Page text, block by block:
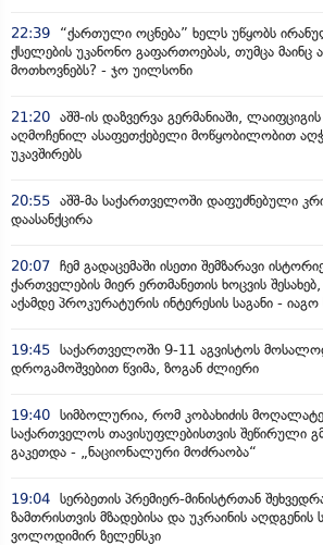
22:39
“ქართული ოცნება” ხელს უწყობს
ქსელების უკანონო გაფართოებას, თუმცა მაინც
მოთხოვნებს? - ჯო უილსონი
21:20 აშშ-ის დაზვერვა გერმანიაში,
აღმოჩენილ ასაფეთქებელი მოწყობილობით
უკავშირებს
20:55 აშშ-მა საქართველოში დაფუძნებული
დაასანქცირა
20:07 ჩემ გადაცემაში ისეთი შემზარავი
ქართველების მიერ ერთმანეთის ხოცვის
აქამდე პროკურატურის ინტერესის საგანი - იაგო
19:45 საქართველოში 9-11 აგვისტოს
დროგამოშვებით წვიმა, ზოგან ძლიერი
19:40 სიმბოლურია, რომ კობახიძის
საქართველოს თავისუფლებისთვის შეწირული
გაკეთდა - „ნაციონალური მოძრაობა“
19:04 სერბეთის პრემიერ-მინისტრთან
ზამთრისთვის მზადებისა და უკრაინის აღდგენის
ვოლოდიმირ ზელენსკი